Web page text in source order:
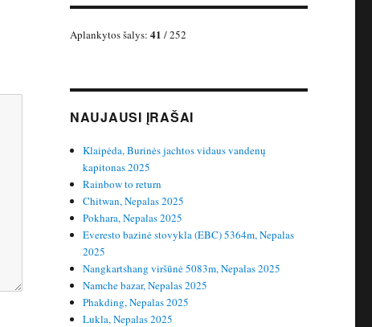
Aplankytos šalys: 41 / 252
NAUJAUSI ĮRAŠAI
Klaipėda, Burinės jachtos vidaus vandenų
kapitonas 2025
Rainbow to return
Chitwan, Nepalas 2025
Pokhara, Nepalas 2025
Everesto bazinė stovykla (EBC) 5364m, Nepalas
2025
Nangkartshang viršūnė 5083m, Nepalas 2025
Namche bazar, Nepalas 2025
Phakding, Nepalas 2025
Lukla, Nepalas 2025